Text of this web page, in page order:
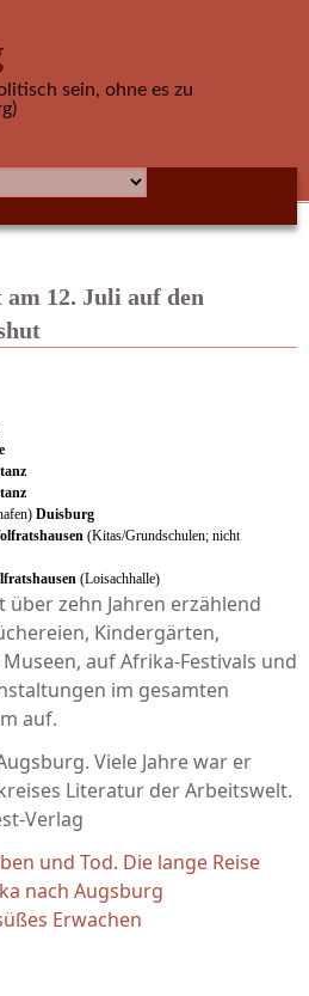
sein, ohne es zu
12. Juli auf den
Duisburg
(Kitas/Grundschulen; nicht
(Loisachhalle)
zehn Jahren erzählend
Kindergärten,
auf Afrika-Festivals und
im gesamten
auf.
Viele Jahre war er
Literatur der Arbeitswelt.
Verlag
und Tod. Die lange Reise
nach Augsburg
Erwachen